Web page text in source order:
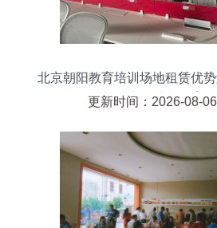
北京朝阳教育培训场地租赁优
然气商铺助力教育
更新时间：2026-08-